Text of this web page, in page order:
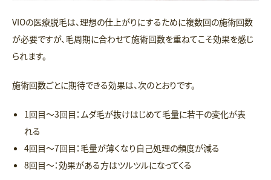
VIOの医療脱毛は、理想の仕上がりにするために複数回の施術回数
が必要ですが、毛周期に合わせて施術回数を重ねてこそ効果を感じ
られます。
施術回数ごとに期待できる効果は、次のとおりです。
1回目〜3回目：ムダ毛が抜けはじめて毛量に若干の変化が表
れる
4回目〜7回目：毛量が薄くなり自己処理の頻度が減る
8回目〜：効果がある方はツルツルになってくる